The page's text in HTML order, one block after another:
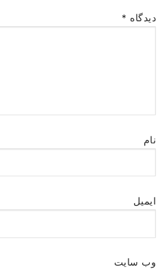
دیدگاه *
نام
ایمیل
وب‌ سایت